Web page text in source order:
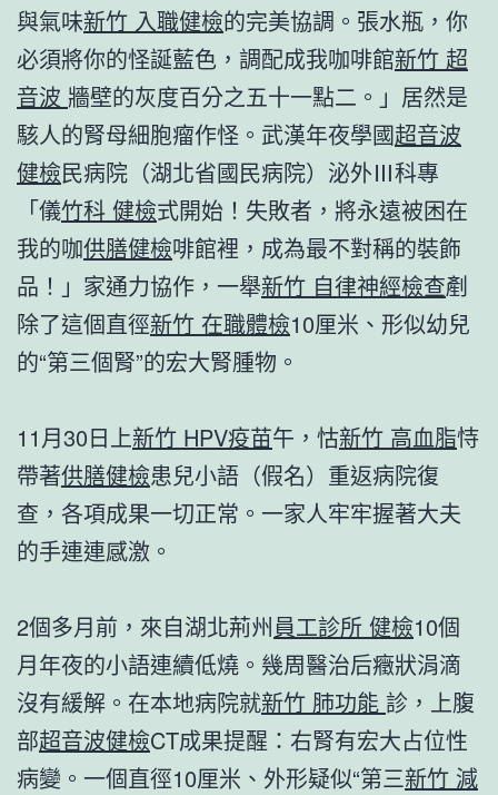
與氣味新竹 入職健檢的完美協調。張水瓶，你
必須將你的怪誕藍色，調配成我咖啡館新竹 超
音波 牆壁的灰度百分之五十一點二。」居然是
駭人的腎母細胞瘤作怪。武漢年夜學國超音波
健檢民病院（湖北省國民病院）泌外Ⅲ科專
「儀竹科 健檢式開始！失敗者，將永遠被困在
我的咖供膳健檢啡館裡，成為最不對稱的裝飾
品！」家通力協作，一舉新竹 自律神經檢查剷
除了這個直徑新竹 在職體檢10厘米、形似幼兒
的“第三個腎”的宏大腎腫物。
11月30日上新竹 HPV疫苗午，怙新竹 高血脂恃
帶著供膳健檢患兒小語（假名）重返病院復
查，各項成果一切正常。一家人牢牢握著大夫
的手連連感激。
2個多月前，來自湖北荊州員工診所 健檢10個
月年夜的小語連續低燒。幾周醫治后癥狀涓滴
沒有緩解。在本地病院就新竹 肺功能 診，上腹
部超音波健檢CT成果提醒：右腎有宏大占位性
病變。一個直徑10厘米、外形疑似“第三新竹 減